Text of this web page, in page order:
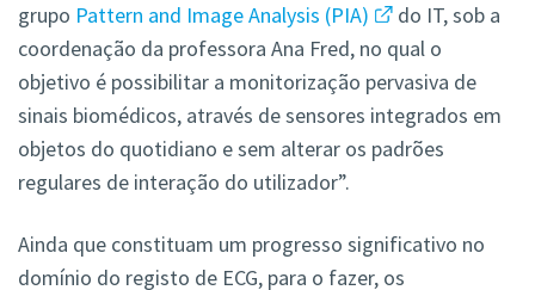
grupo Pattern and Image Analysis (PIA)
do IT, sob a
coordenação da professora Ana Fred, no qual o
objetivo é possibilitar a monitorização pervasiva de
sinais biomédicos, através de sensores integrados em
objetos do quotidiano e sem alterar os padrões
regulares de interação do utilizador”.
Ainda que constituam um progresso significativo no
domínio do registo de ECG, para o fazer, os